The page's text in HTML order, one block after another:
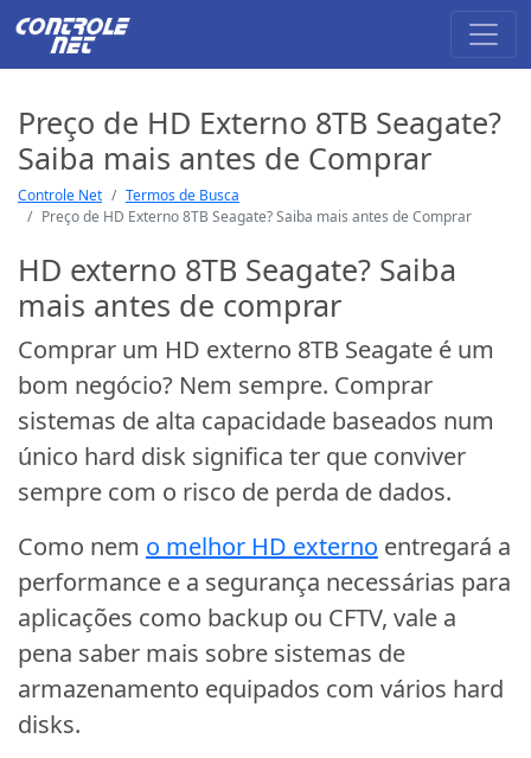
Preço de HD Externo 8TB Seagate?
Saiba mais antes de Comprar
Controle Net
Termos de Busca
Preço de HD Externo 8TB Seagate? Saiba mais antes de Comprar
HD externo 8TB Seagate? Saiba
mais antes de comprar
Comprar um HD externo 8TB Seagate é um
bom negócio? Nem sempre. Comprar
sistemas de alta capacidade baseados num
único hard disk significa ter que conviver
sempre com o risco de perda de dados.
Como nem o melhor HD externo entregará a
performance e a segurança necessárias para
aplicações como backup ou CFTV, vale a
pena saber mais sobre sistemas de
armazenamento equipados com vários hard
disks.